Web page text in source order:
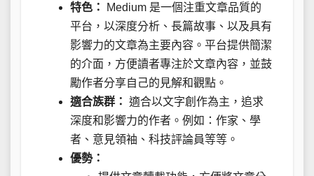
特色：
Medium 是一個注重文章品質的
平台，以深度分析、長篇故事、以及具有
影響力的文章為主要內容。平台提供簡潔
的介面，方便讀者專注於文章內容，並鼓
勵作者分享自己的見解和觀點。
適合族群： 適合以文字創作為主，追求
深度和影響力的作者。例如：作家、學
者、意見領袖、科技評論員等等。
優勢：